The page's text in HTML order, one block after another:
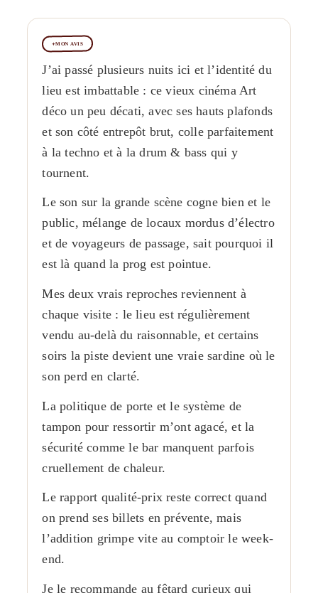
MON AVIS
J’ai passé plusieurs nuits ici et l’identité du
lieu est imbattable : ce vieux cinéma Art
déco un peu décati, avec ses hauts plafonds
et son côté entrepôt brut, colle parfaitement
à la techno et à la drum & bass qui y
tournent.
Le son sur la grande scène cogne bien et le
public, mélange de locaux mordus d’électro
et de voyageurs de passage, sait pourquoi il
est là quand la prog est pointue.
Mes deux vrais reproches reviennent à
chaque visite : le lieu est régulièrement
vendu au-delà du raisonnable, et certains
soirs la piste devient une vraie sardine où le
son perd en clarté.
La politique de porte et le système de
tampon pour ressortir m’ont agacé, et la
sécurité comme le bar manquent parfois
cruellement de chaleur.
Le rapport qualité-prix reste correct quand
on prend ses billets en prévente, mais
l’addition grimpe vite au comptoir le week-
end.
Je le recommande au fêtard curieux qui